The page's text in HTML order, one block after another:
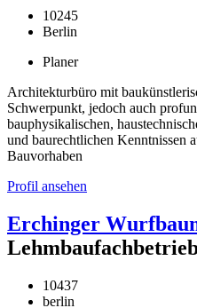
10245
Berlin
Planer
Architekturbüro mit
Schwerpunkt, jedoch auch
bauphysikalischen,
und baurechtlichen Kenntnissen
Bauvorhaben
Profil ansehen
Erchinger
10437
berlin